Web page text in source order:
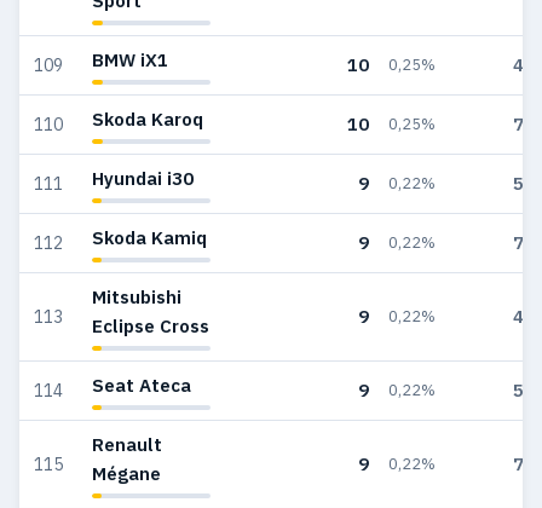
109 BMW iX1 10 0,25% 40
110 Skoda Karoq 10 0,25% 76
111 Hyundai i30 9 0,22% 54
112 Skoda Kamiq 9 0,22% 71
113
Mitsubishi
Eclipse Cross
9 0,22% 40
114 Seat Ateca 9 0,22% 59
115
Renault
Mégane
9 0,22% 76